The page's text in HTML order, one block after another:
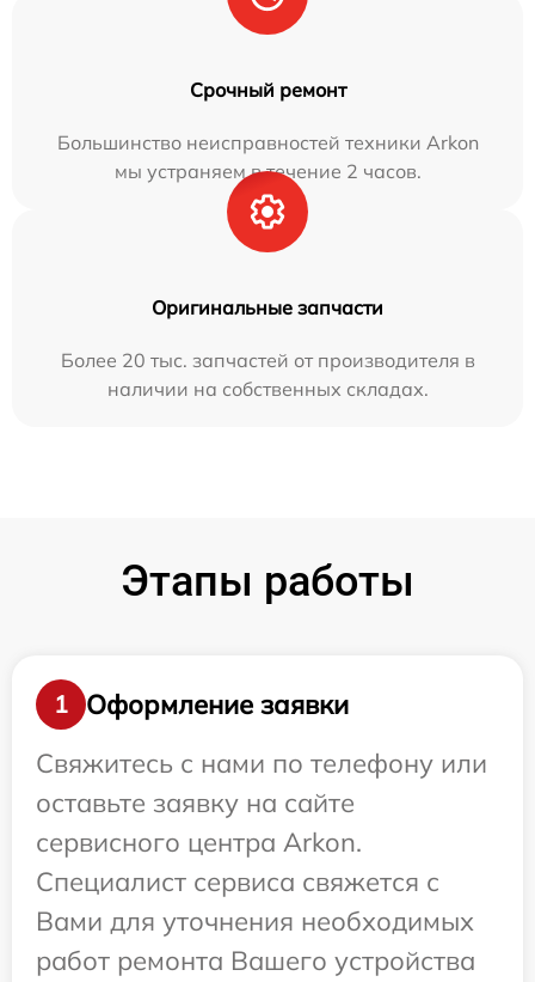
Срочный ремонт
Большинство неисправностей техники Arkon
мы устраняем в течение 2 часов.
Оригинальные запчасти
Более 20 тыс. запчастей от производителя в
наличии на собственных складах.
Этапы работы
1
Оформление заявки
Свяжитесь с нами по телефону или
оставьте заявку на сайте
сервисного центра Arkon.
Специалист сервиса свяжется с
Вами для уточнения необходимых
работ ремонта Вашего устройства